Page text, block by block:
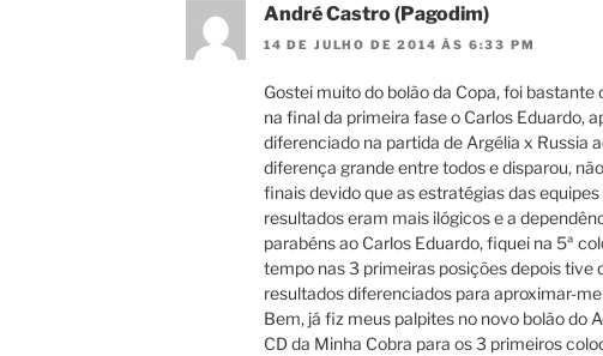
André Castro (Pagodim)
14 DE JULHO DE 2014 ÀS 6:33 PM
Gostei muito do bolão da Copa, foi
na final da primeira fase o Carlos Eduardo,
diferenciado na partida de Argélia x Russia
diferença grande entre todos e disparou,
finais devido que as estratégias das
resultados eram mais ilógicos e a
parabéns ao Carlos Eduardo, fiquei na 5ª
tempo nas 3 primeiras posições depois tive
resultados diferenciados para aproximar-
Bem, já fiz meus palpites no novo bolão do
CD da Minha Cobra para os 3 primeiros